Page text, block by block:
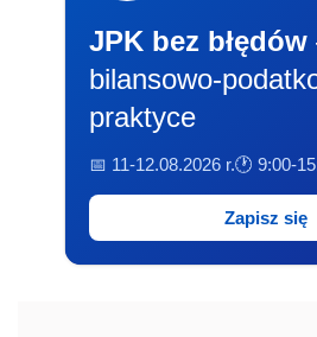
JPK bez błędów
bilansowo-
praktyce
📅 11-12.08.2026 r.🕐 9:00-
Zapisz się